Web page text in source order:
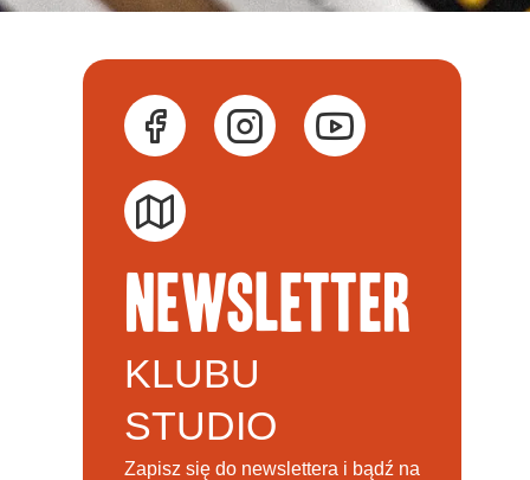
newsletter
KLUBU
STUDIO
Zapisz się do newslettera i bądź na